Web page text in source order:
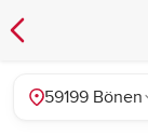
59199 Bönen